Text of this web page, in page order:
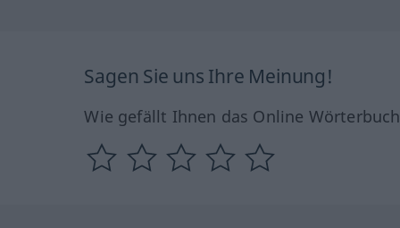
Sagen Sie uns Ihre Meinung!
Wie gefällt Ihnen das Online